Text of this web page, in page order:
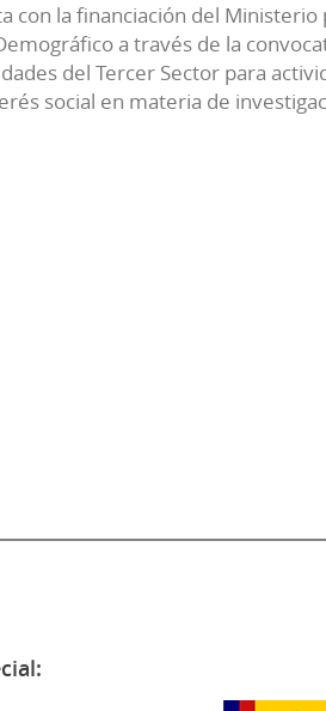
con la financiación del Ministerio
a través de la
del Tercer Sector para
social en materia de